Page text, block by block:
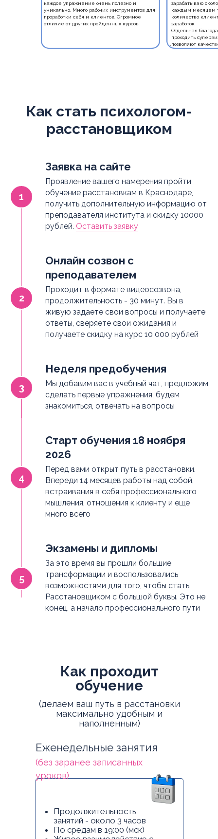
каждое упражнение очень полезно и
уникально. Много рабочих инструментов для
проработки себя и клиентов. Огромное
отличие от других пройденных курсов
зарабатываю
каждым месяцем
количество
заработок
Отдельная
проходить
позволяют
Как стать психологом-
расстановщиком
Заявка на сайте
Проявление вашего намерения пройти
обучение расстановкам в Краснодаре,
получить дополнительную информацию от
преподавателя института и скидку 10000
рублей. Оставить заявку
Онлайн созвон с
преподавателем
Проходит в формате видеосозвона,
продолжительность - 30 минут. Вы в
живую задаете свои вопросы и получаете
ответы, сверяете свои ожидания и
получаете скидку на курс 10 000 рублей
Неделя предобучения
Мы добавим вас в учебный чат, предложим
сделать первые упражнения, будем
знакомиться, отвечать на вопросы
Старт обучения 18 ноября
2026
Перед вами открыт путь в расстановки.
Впереди 14 месяцев работы над собой,
встраивания в себя профессионального
мышления, отношения к клиенту и еще
много всего
Экзамены и дипломы
За это время вы прошли большие
трансформации и воспользовались
возможностями для того, чтобы стать
Расстановщиком с большой буквы. Это не
конец, а начало профессионального пути
Как проходит
обучение
(делаем ваш путь в расстановки
максимально удобным и
наполненным)
Еженедельные занятия
(без заранее записанных
уроков)
Продолжительность
занятий - около 3 часов
По средам в 19:00 (мск)